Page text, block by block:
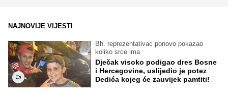
NAJNOVIJE VIJESTI
Bh. reprezentativac ponovo pokazao
koliko srce ima
Dječak visoko podigao dres Bosne
i Hercegovine, uslijedio je potez
Dedića kojeg će zauvijek pamtiti!